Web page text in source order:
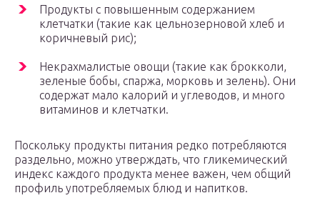
Продукты с повышенным содержанием
клетчатки (такие как цельнозерновой хлеб и
коричневый рис);
Некрахмалистые овощи (такие как брокколи,
зеленые бобы, спаржа, морковь и зелень). Они
содержат мало калорий и углеводов, и много
витаминов и клетчатки.
Поскольку продукты питания редко потребляются
раздельно, можно утверждать, что гликемический
индекс каждого продукта менее важен, чем общий
профиль употребляемых блюд и напитков.